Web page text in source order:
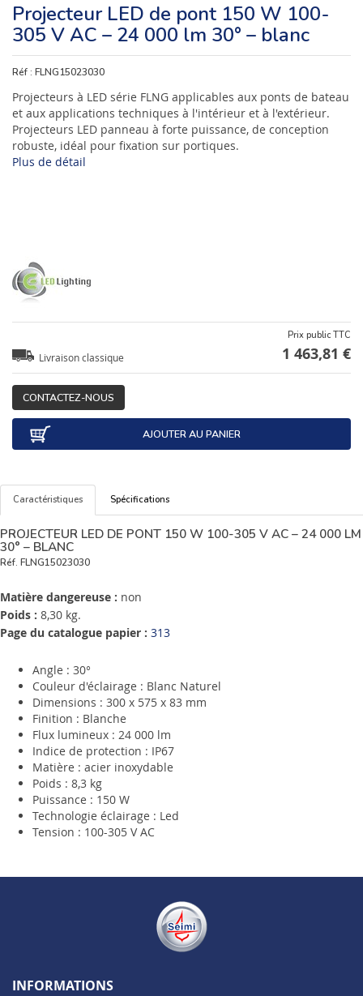
Projecteur LED de pont 150 W 100-
305 V AC – 24 000 lm 30° – blanc
Réf : FLNG15023030
Projecteurs à LED série FLNG applicables aux ponts de bateau
et aux applications techniques à l'intérieur et à l'extérieur.
Projecteurs LED panneau à forte puissance, de conception
robuste, idéal pour fixation sur portiques.
Plus de détail
Livraison classique
Prix public TTC
1 463,81 €
CONTACTEZ-NOUS
AJOUTER AU PANIER
Caractéristiques Spécifications
PROJECTEUR LED DE PONT 150 W 100-305 V AC – 24 000 LM
30° – BLANC
Réf. FLNG15023030
Matière dangereuse : non
Poids : 8,30 kg.
Page du catalogue papier : 313
Angle : 30°
Couleur d'éclairage : Blanc Naturel
Dimensions : 300 x 575 x 83 mm
Finition : Blanche
Flux lumineux : 24 000 lm
Indice de protection : IP67
Matière : acier inoxydable
Poids : 8,3 kg
Puissance : 150 W
Technologie éclairage : Led
Tension : 100-305 V AC
INFORMATIONS